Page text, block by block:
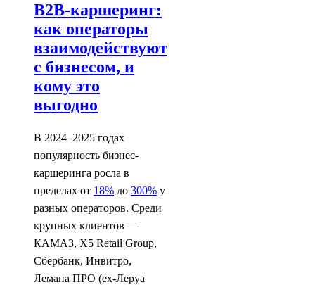
B2B-каршеринг:
как операторы
взаимодействуют
с бизнесом, и
кому это
выгодно
В 2024–2025 годах
популярность бизнес-
каршеринга росла в
пределах от 18% до 300% у
разных операторов. Среди
крупных клиентов —
КАМАЗ, X5 Retail Group,
Сбербанк, Инвитро,
Лемана ПРО (ex-Леруа